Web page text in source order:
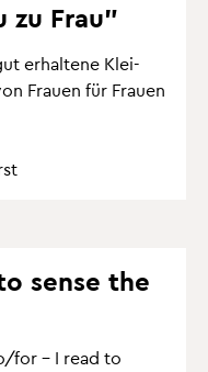
zu Frau"
er­hal­te­ne Klei­
Frau­en für Frau­en
sense the
for – I read to